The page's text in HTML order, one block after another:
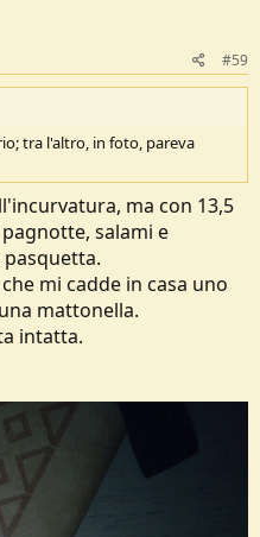
#59
tra l'altro, in foto, pareva
ma con 13,5
salami e
mi cadde in casa uno
mattonella.
intatta.